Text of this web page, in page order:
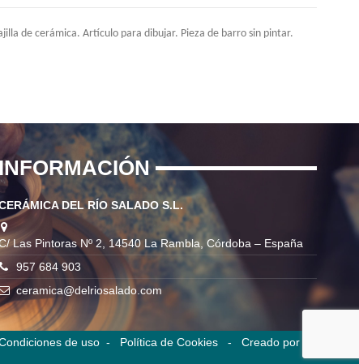
de cerámica. Artículo para dibujar. Pieza de barro sin pintar.
DEL RÍO SALADO S.L.
Las Pintoras Nº 2, 14540 La Rambla, Córdoba – España
957 684 903
ceramica@delriosalado.com
de uso- Política de Cookies -
Creado por